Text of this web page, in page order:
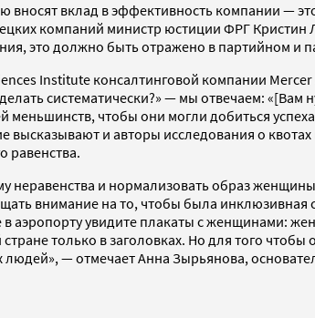
вклад в эффективность компании —
компаний министр юстиции ФРГ
это должно быть отражено в партийном и
Institute консалтинговой компании
систематически?» — мы отвечаем:
чтобы они могли добиться
высказывают и авторы исследования о
равенства.
неравенства и нормализовать образ
внимание на то, чтобы была
в аэропорту увидите плакаты с женщинами:
только в заголовках. Но для того
— отмечает Анна Зырьянова,